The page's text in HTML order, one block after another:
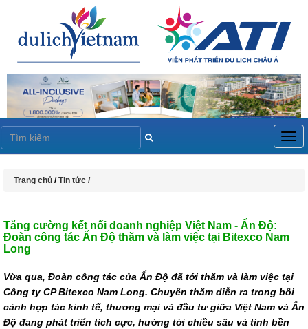
Trang chủ /Tin tức /
Tăng cường kết nối doanh nghiệp Việt Nam - Ấn Độ:
Đoàn công tác Ấn Độ thăm và làm việc tại Bitexco Nam
Long
Vừa qua, Đoàn công tác của Ấn Độ đã tới thăm và làm việc tại
Công ty CP Bitexco Nam Long. Chuyến thăm diễn ra trong bối
cảnh hợp tác kinh tế, thương mại và đầu tư giữa Việt Nam và Ấn
Độ đang phát triển tích cực, hướng tới chiều sâu và tính bền